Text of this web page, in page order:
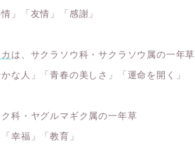
」「友情」「感謝」
は、サクラソウ科・サクラソウ属の一年草
な人」「青春の美しさ」「運命を開く」
ク科・ヤグルマギク属の一年草
幸福」「教育」